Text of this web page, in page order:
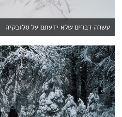
עשרה דברים שלא ידעתם על סלובקיה